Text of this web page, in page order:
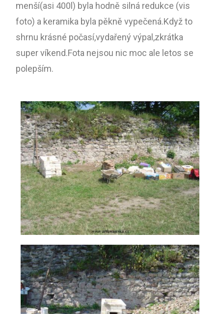
menší(asi 400l) byla hodně silná redukce (vis
foto) a keramika byla pěkně vypečená.Když to
shrnu krásné počasí,vydařený výpal,zkrátka
super víkend.Fota nejsou nic moc ale letos se
polepším.